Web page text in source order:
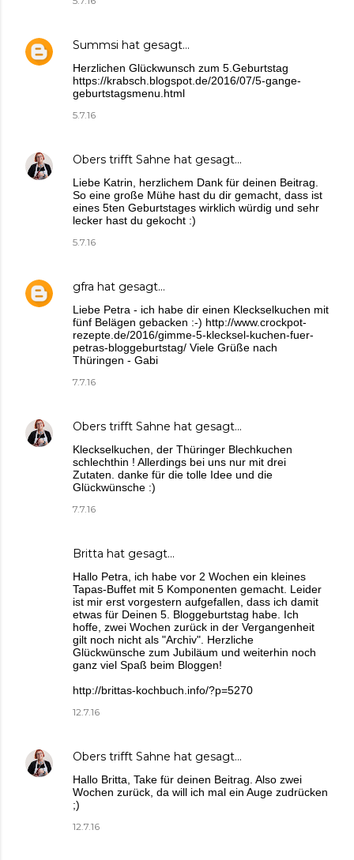
Summsi hat gesagt…
Herzlichen Glückwunsch zum 5.Geburtstag
https://krabsch.blogspot.de/2016/07/5-gange-
geburtstagsmenu.html
5.7.16
Obers trifft Sahne hat gesagt…
Liebe Katrin, herzlichem Dank für deinen Beitrag.
So eine große Mühe hast du dir gemacht, dass ist
eines 5ten Geburtstages wirklich würdig und sehr
lecker hast du gekocht :)
5.7.16
gfra hat gesagt…
Liebe Petra - ich habe dir einen Kleckselkuchen mit
fünf Belägen gebacken :-) http://www.crockpot-
rezepte.de/2016/gimme-5-klecksel-kuchen-fuer-
petras-bloggeburtstag/ Viele Grüße nach
Thüringen - Gabi
7.7.16
Obers trifft Sahne hat gesagt…
Kleckselkuchen, der Thüringer Blechkuchen
schlechthin ! Allerdings bei uns nur mit drei
Zutaten. danke für die tolle Idee und die
Glückwünsche :)
7.7.16
Britta hat gesagt…
Hallo Petra, ich habe vor 2 Wochen ein kleines
Tapas-Buffet mit 5 Komponenten gemacht. Leider
ist mir erst vorgestern aufgefallen, dass ich damit
etwas für Deinen 5. Bloggeburtstag habe. Ich
hoffe, zwei Wochen zurück in der Vergangenheit
gilt noch nicht als "Archiv". Herzliche
Glückwünsche zum Jubiläum und weiterhin noch
ganz viel Spaß beim Bloggen!
http://brittas-kochbuch.info/?p=5270
12.7.16
Obers trifft Sahne hat gesagt…
Hallo Britta, Take für deinen Beitrag. Also zwei
Wochen zurück, da will ich mal ein Auge zudrücken
;)
12.7.16